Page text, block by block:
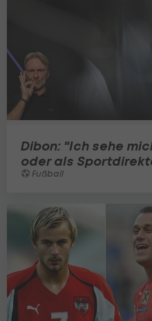
Dibon: "Ich sehe
oder als
Fußball